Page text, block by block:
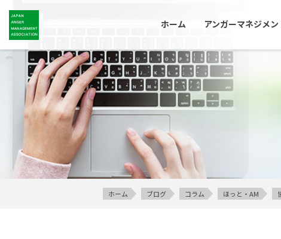
ホーム アンガーマネジメ
ホーム ブログ コラム ほっと・AM